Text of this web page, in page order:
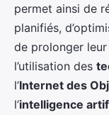
permet ainsi de
planifiés,
de prolonger
l’utilisation des
l’Internet des
l’intelligence